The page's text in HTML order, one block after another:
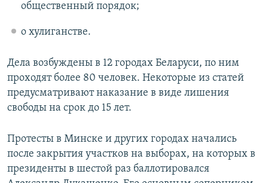
общественный порядок;
о хулиганстве.
Дела возбуждены в 12 городах Беларуси, по ним
проходят более 80 человек. Некоторые из статей
предусматривают наказание в виде лишения
свободы на срок до 15 лет.
Протесты в Минске и других городах начались
после закрытия участков на выборах, на которых в
президенты в шестой раз баллотировался